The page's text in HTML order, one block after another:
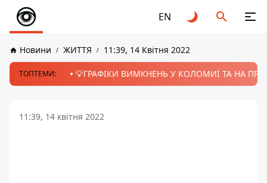
EN
Новини ЖИТТЯ 11:39, 14 Квітня 2022
ТОПТЕМИ: 💡ГРАФІКИ ВИМКНЕНЬ У КОЛОМИЇ ТА НА
11:39, 14 квітня 2022